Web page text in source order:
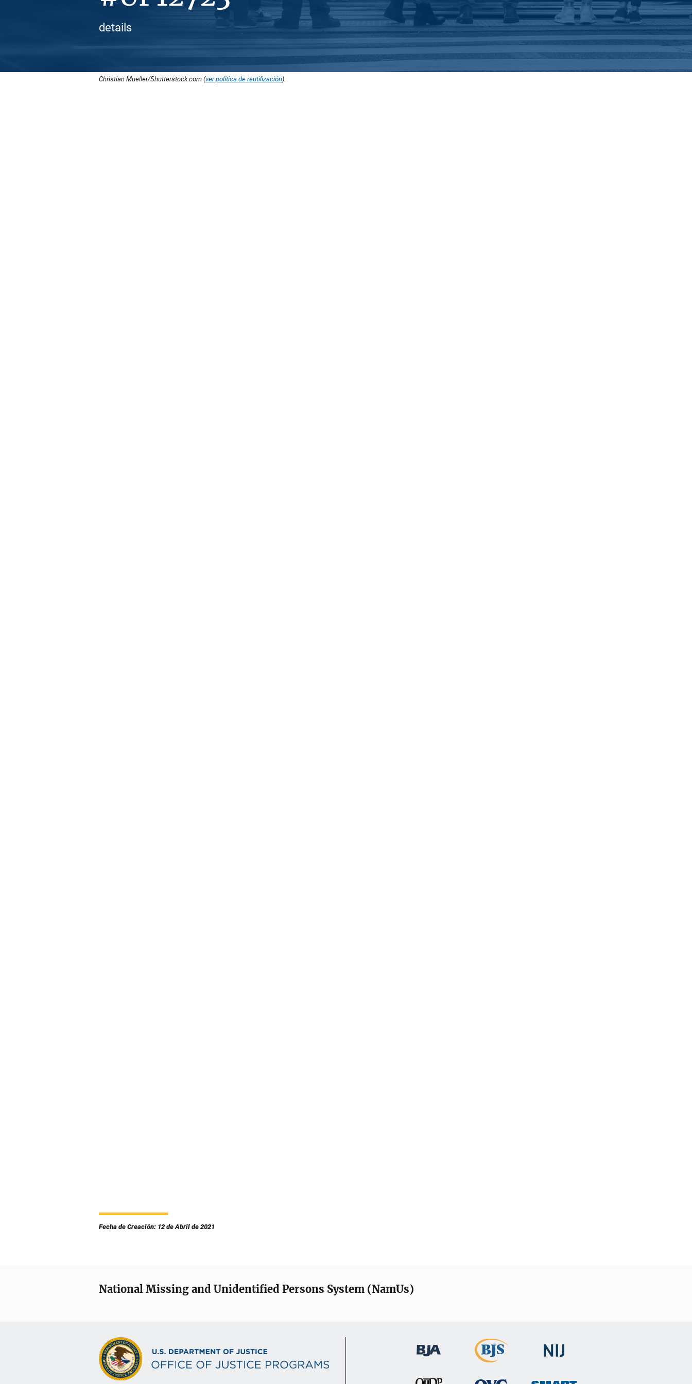
details
Christian Mueller/Shutterstock.com (ver política de reutilización).
Fecha de Creación: 12 de Abril de 2021
National Missing and Unidentified Persons System (NamUs)